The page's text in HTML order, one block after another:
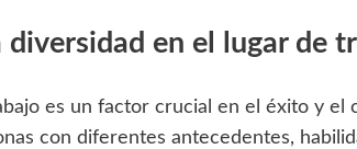
diversidad en el lugar de
es un factor crucial en el éxito y el
con diferentes antecedentes,